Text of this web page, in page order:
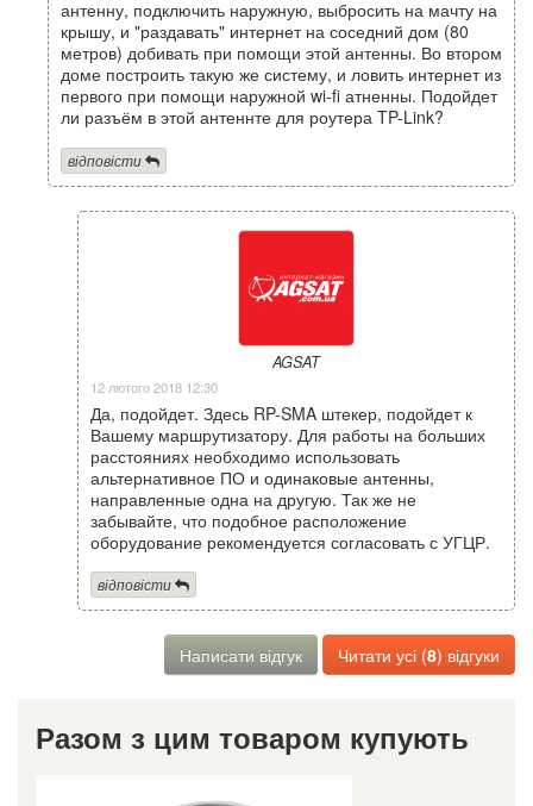
антенну, подключить наружную, выбросить на мачту на
крышу, и "раздавать" интернет на соседний дом (80
метров) добивать при помощи этой антенны. Во втором
доме построить такую же систему, и ловить интернет из
первого при помощи наружной wi-fi атненны. Подойдет
ли разъём в этой антеннте для роутера TP-Link?
відповісти
AGSAT
12 лютого 2018 12:30
Да, подойдет. Здесь RP-SMA штекер, подойдет к
Вашему маршрутизатору. Для работы на больших
расстояниях необходимо использовать
альтернативное ПО и одинаковые антенны,
направленные одна на другую. Так же не
забывайте, что подобное расположение
оборудование рекомендуется согласовать с УГЦР.
відповісти
Написати відгук Читати усі (8) відгуки
Разом з цим товаром купують